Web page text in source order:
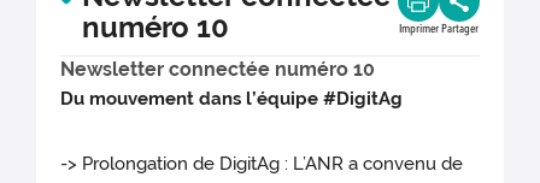
numéro 10
Imprimer Partager
Newsletter connectée numéro 10
Du mouvement dans l’équipe #DigitAg
-> Prolongation de DigitAg : L’ANR a convenu de